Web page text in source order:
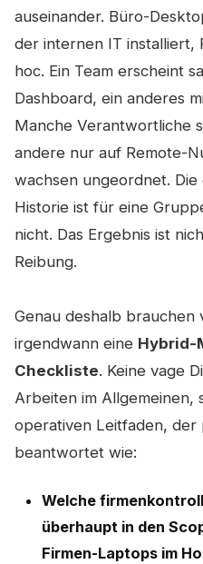
auseinander. Büro-
der internen IT installiert,
hoc. Ein Team erscheint
Dashboard, ein anderes
Manche Verantwortliche
andere nur auf Remote-
wachsen ungeordnet.
Historie ist für eine
nicht. Das Ergebnis ist
Reibung.
Genau deshalb brauchen
irgendwann eine Hybrid-
Checkliste. Keine vage
Arbeiten im
operativen Leitfaden, der
beantwortet wie:
Welche
überhaupt in den
Firmen-Laptops im